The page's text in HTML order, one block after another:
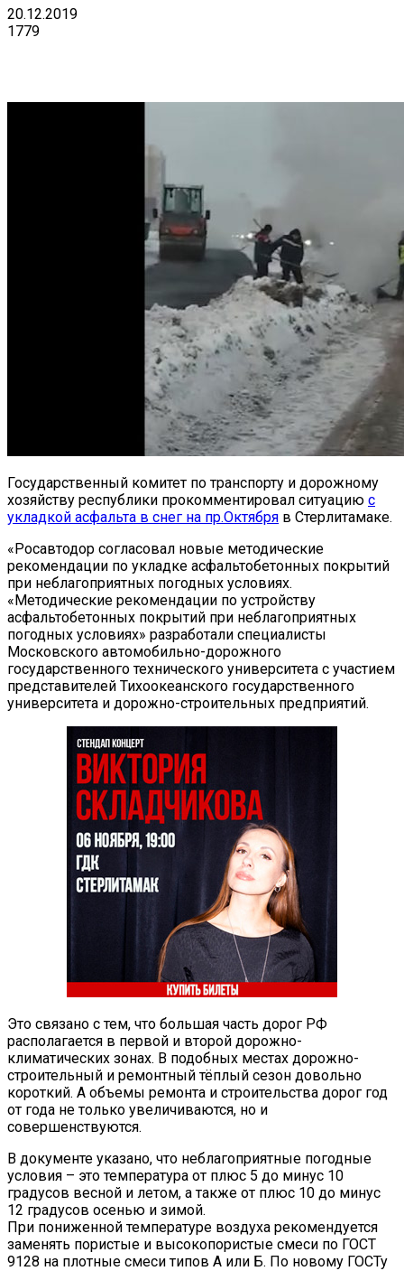
20.12.2019
1779
Государственный комитет по транспорту и дорожному
хозяйству республики прокомментировал ситуацию с
укладкой асфальта в снег на пр.Октября в Стерлитамаке.
«Росавтодор согласовал новые методические
рекомендации по укладке асфальтобетонных покрытий
при неблагоприятных погодных условиях.
«Методические рекомендации по устройству
асфальтобетонных покрытий при неблагоприятных
погодных условиях» разработали специалисты
Московского автомобильно-дорожного
государственного технического университета с участием
представителей Тихоокеанского государственного
университета и дорожно-строительных предприятий.
Это связано с тем, что большая часть дорог РФ
располагается в первой и второй дорожно-
климатических зонах. В подобных местах дорожно-
строительный и ремонтный тёплый сезон довольно
короткий. А объемы ремонта и строительства дорог год
от года не только увеличиваются, но и
совершенствуются.
В документе указано, что неблагоприятные погодные
условия – это температура от плюс 5 до минус 10
градусов весной и летом, а также от плюс 10 до минус
12 градусов осенью и зимой.
При пониженной температуре воздуха рекомендуется
заменять пористые и высокопористые смеси по ГОСТ
9128 на плотные смеси типов А или Б. По новому ГОСТу